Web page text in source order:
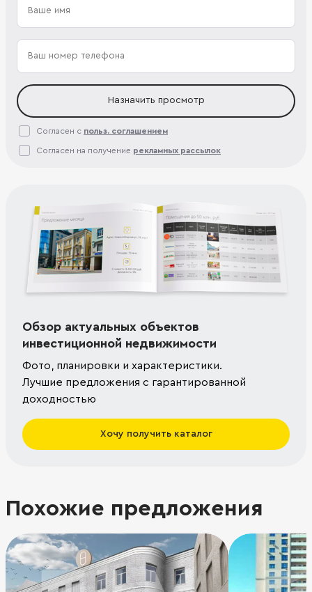
Назначить просмотр
Согласен с польз. соглашением
Согласен на получение рекламных рассылок
Обзор актуальных объектов
инвестиционной недвижимости
Фото, планировки и характеристики.
Лучшие предложения с гарантированной
доходностью
Хочу получить каталог
Похожие предложения